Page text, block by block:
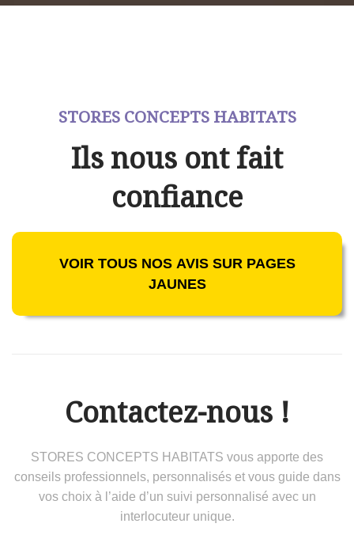
STORES CONCEPTS HABITATS
Ils nous ont fait
confiance
VOIR TOUS NOS AVIS SUR PAGES
JAUNES
Contactez-nous !
STORES CONCEPTS HABITATS vous apporte des
conseils professionnels, personnalisés et vous guide dans
vos choix à l’aide d’un suivi personnalisé avec un
interlocuteur unique.